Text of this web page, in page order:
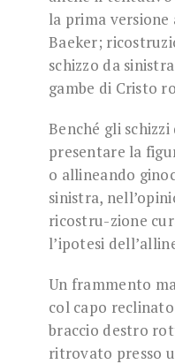
la prima
Baeker;
schizzo da
gambe di Cristo
Benché gli
presentare la
o allineando
sinistra,
ricostru-zione
l’ipotesi
Un frammento
col capo
braccio destro
ritrovato presso